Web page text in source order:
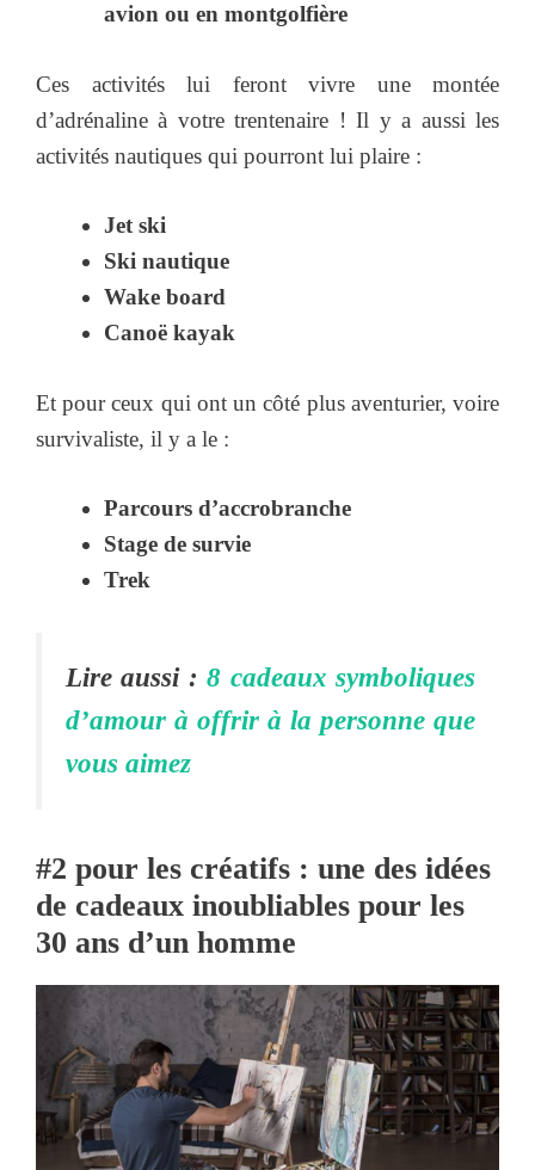
avion ou en montgolfière
Ces activités lui feront vivre une montée
d’adrénaline à votre trentenaire ! Il y a aussi les
activités nautiques qui pourront lui plaire :
Jet ski
Ski nautique
Wake board
Canoë kayak
Et pour ceux qui ont un côté plus aventurier, voire
survivaliste, il y a le :
Parcours d’accrobranche
Stage de survie
Trek
Lire aussi :8 cadeaux symboliques
d’amour à offrir à la personne que
vous aimez
#2 pour les créatifs : une des idées
de cadeaux inoubliables pour les
30 ans d’un homme